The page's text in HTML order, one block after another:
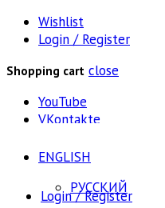
Wishlist
Login / Register
Shopping cart close
YouTube
VKontakte
ENGLISH
РУССКИЙ
Login / Register